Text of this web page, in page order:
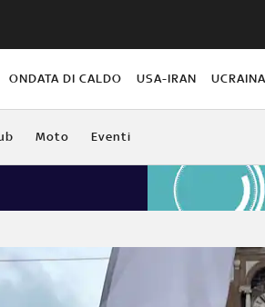
ONDATA DI CALDO USA-IRAN
Moto Eventi